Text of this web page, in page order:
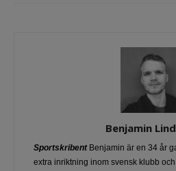
Benjamin
SportskribentBenjamin är en 34 år
extra inriktning inom svensk klubb